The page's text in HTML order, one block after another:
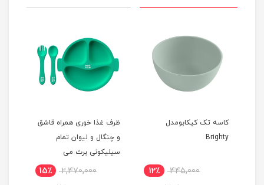
کاسه تک کیکابومدل
Brighty
445,000 12٪
ظرف غذا خوری همراه قاشق
و چنگال و لیوان تمام
سیلیکونی برث می
2,470,000 15٪